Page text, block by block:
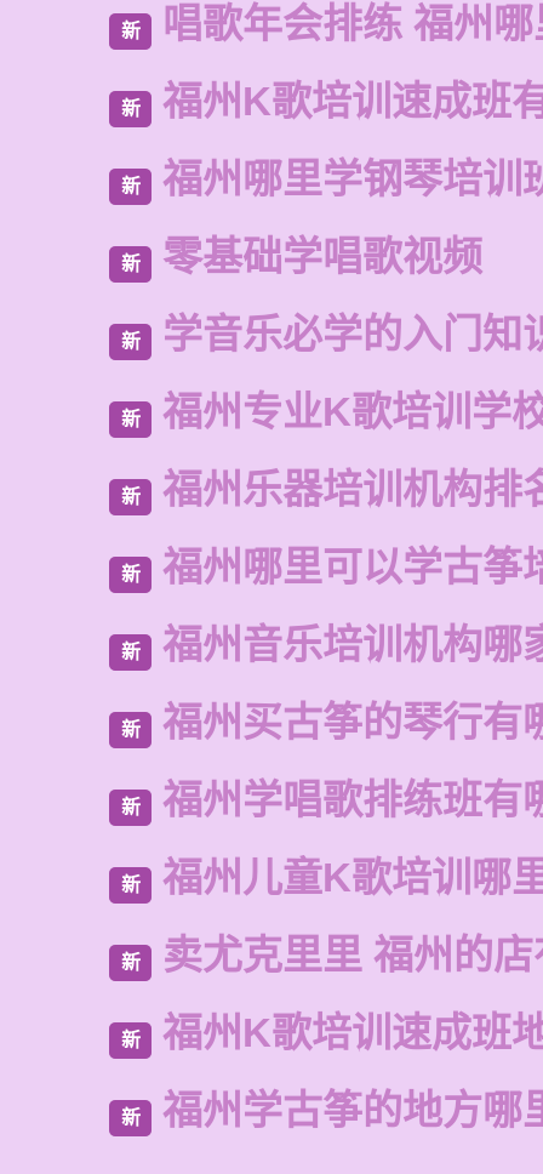
新 唱歌年会排练 福州
新 福州K歌培训速成班
新 福州哪里学钢琴培训
新 零基础学唱歌视频
新 学音乐必学的入门知
新 福州专业K歌培训学
新 福州乐器培训机构排
新 福州哪里可以学古筝
新 福州音乐培训机构哪
新 福州买古筝的琴行有
新 福州学唱歌排练班有
新 福州儿童K歌培训哪
新 卖尤克里里 福州的
新 福州K歌培训速成班
新 福州学古筝的地方哪